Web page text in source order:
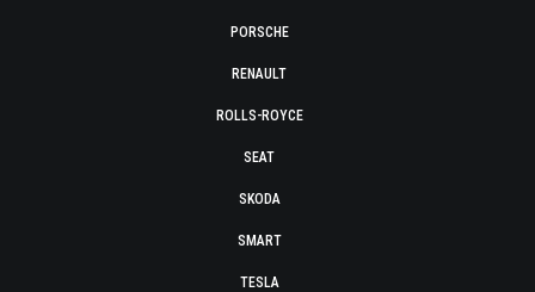
PORSCHE
RENAULT
ROLLS-ROYCE
SEAT
SKODA
SMART
TESLA